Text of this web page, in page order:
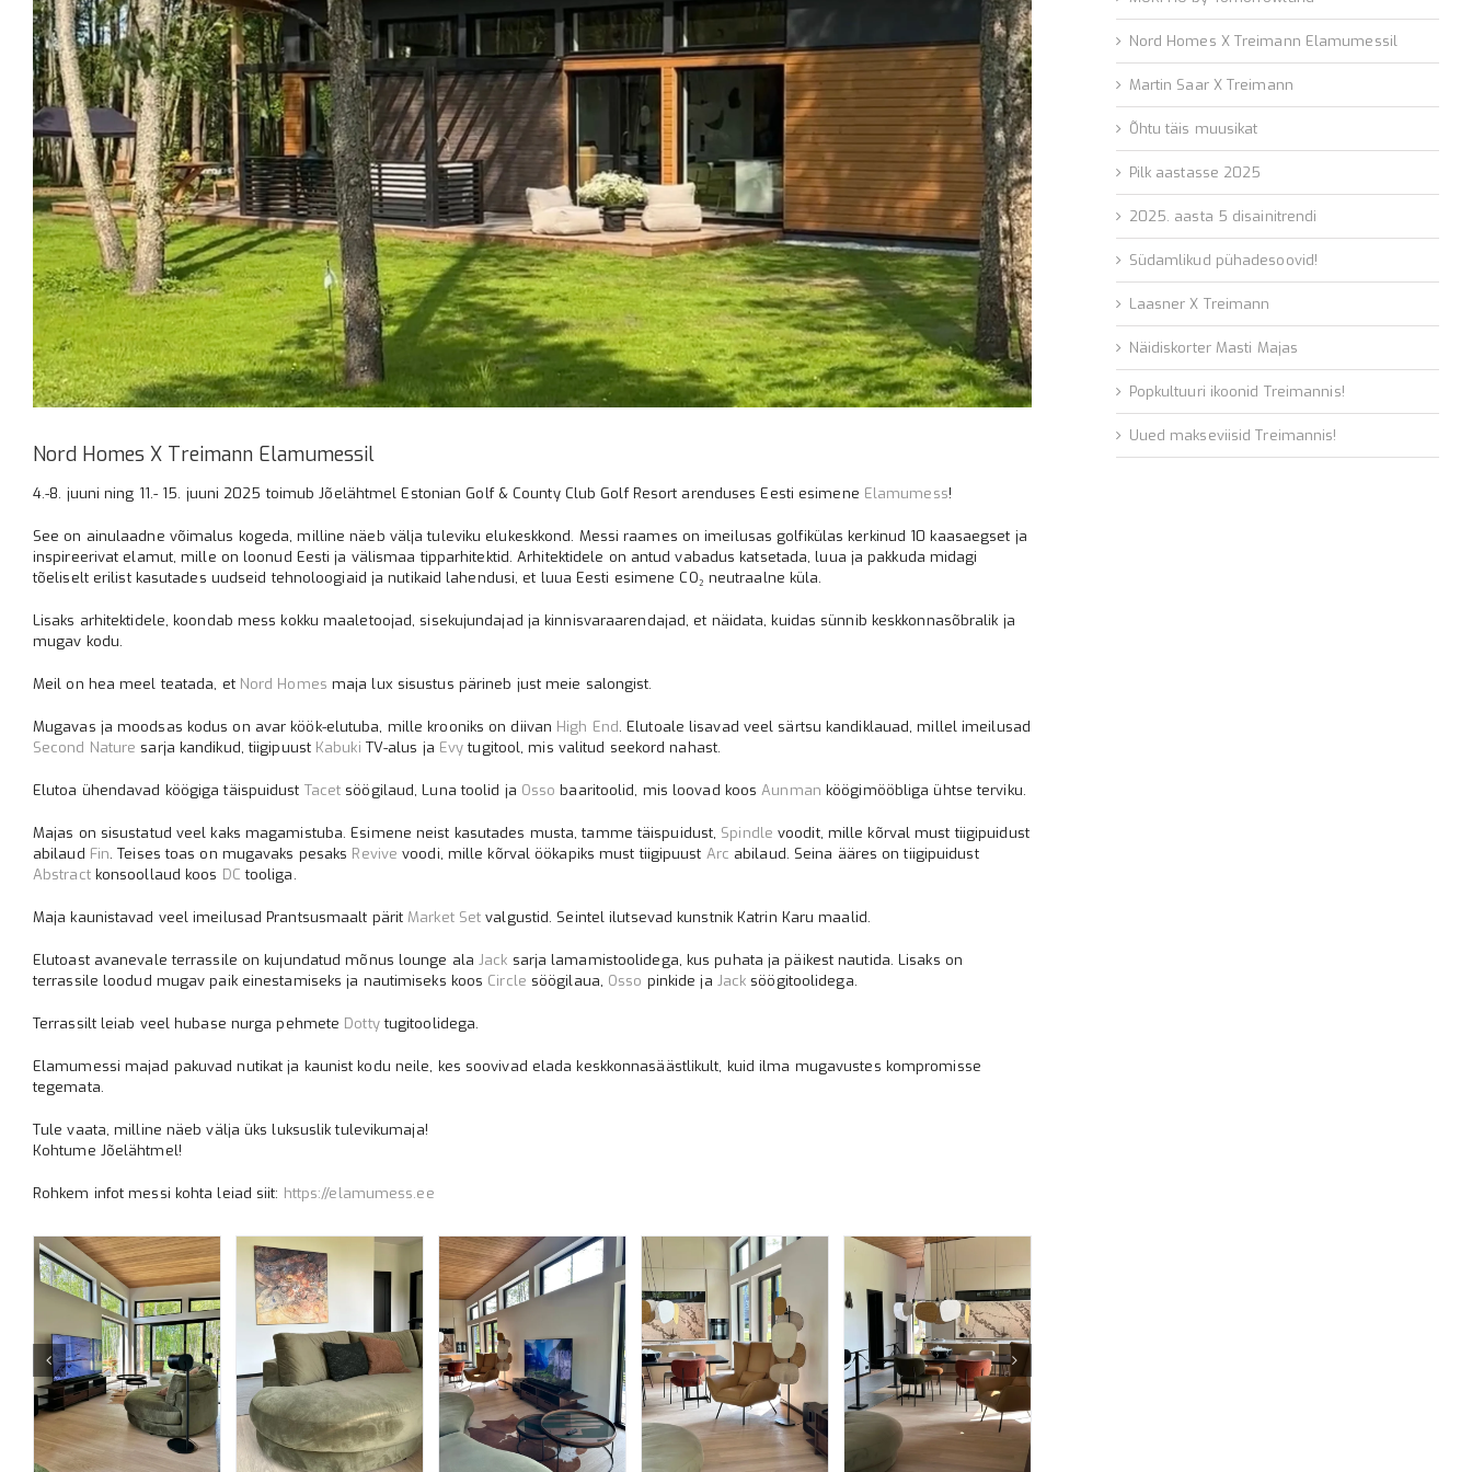
Nord Homes X Treimann Elamumessil
4.-8. juuni ning 11.- 15. juuni 2025 toimub Jõelähtmel Estonian Golf & County Club Golf Resort arenduses Eesti esimene Elamumess!
See on ainulaadne võimalus kogeda, milline näeb välja tuleviku elukeskkond. Messi raames on imeilusas golfikülas kerkinud 10 kaasaegset ja
inspireerivat elamut, mille on loonud Eesti ja välismaa tipparhitektid. Arhitektidele on antud vabadus katsetada, luua ja pakkuda midagi
tõeliselt erilist kasutades uudseid tehnoloogiaid ja nutikaid lahendusi, et luua Eesti esimene CO₂ neutraalne küla.
Lisaks arhitektidele, koondab mess kokku maaletoojad, sisekujundajad ja kinnisvaraarendajad, et näidata, kuidas sünnib keskkonnasõbralik ja
mugav kodu.
Meil on hea meel teatada, et Nord Homes maja lux sisustus pärineb just meie salongist.
Mugavas ja moodsas kodus on avar köök-elutuba, mille krooniks on diivan High End. Elutoale lisavad veel särtsu kandiklauad, millel imeilusad
Second Nature sarja kandikud, tiigipuust Kabuki TV-alus ja Evytugitool, mis valitud seekord nahast.
Elutoa ühendavad köögiga täispuidust Tacet söögilaud, Luna toolid ja Osso baaritoolid, mis loovad koosAunman köögimööbliga ühtse terviku.
Majas on sisustatud veel kaks magamistuba. Esimene neist kasutades musta, tamme täispuidust, Spindle voodit, mille kõrval must tiigipuidust
abilaud Fin. Teises toas on mugavaks pesaks Revive voodi, mille kõrval öökapiks must tiigipuust Arc abilaud. Seina ääres on tiigipuidust
Abstractkonsoollaud koos DC tooliga.
Maja kaunistavad veel imeilusad Prantsusmaalt pärit Market Set valgustid. Seintel ilutsevad kunstnik Katrin Karu maalid.
Elutoast avanevale terrassile on kujundatud mõnus lounge alaJack sarja lamamistoolidega, kus puhata ja päikest nautida. Lisaks on
terrassile loodud mugav paik einestamiseks ja nautimiseks koos Circle söögilaua, Osso pinkide ja Jack söögitoolidega.
Terrassilt leiab veel hubase nurga pehmete Dottytugitoolidega.
Elamumessi majad pakuvad nutikat ja kaunist kodu neile, kes soovivad elada keskkonnasäästlikult, kuid ilma mugavustes kompromisse
tegemata.
Tule vaata, milline näeb välja üks luksuslik tulevikumaja!
Kohtume Jõelähtmel!
Rohkem infot messi kohta leiad siit: https://elamumess.ee
Nord Homes X Treimann Elamumessil
Martin Saar X Treimann
Õhtu täis muusikat
Pilk aastasse 2025
2025. aasta 5 disainitrendi
Südamlikud pühadesoovid!
Laasner X Treimann
Näidiskorter Masti Majas
Popkultuuri ikoonid Treimannis!
Uued makseviisid Treimannis!